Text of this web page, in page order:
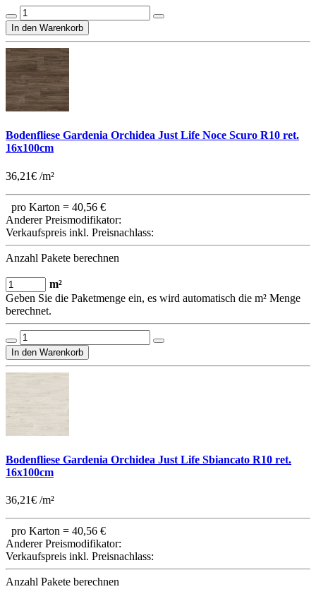
Bodenfliese Gardenia Orchidea Just Life Noce Scuro R10 ret.
16x100cm
36,21€ /m²
pro Karton = 40,56 €
Anderer Preismodifikator:
Verkaufspreis inkl. Preisnachlass:
Anzahl Pakete berechnen
m²
Geben Sie die Paketmenge ein, es wird automatisch die m² Menge
berechnet.
Bodenfliese Gardenia Orchidea Just Life Sbiancato R10 ret.
16x100cm
36,21€ /m²
pro Karton = 40,56 €
Anderer Preismodifikator:
Verkaufspreis inkl. Preisnachlass:
Anzahl Pakete berechnen